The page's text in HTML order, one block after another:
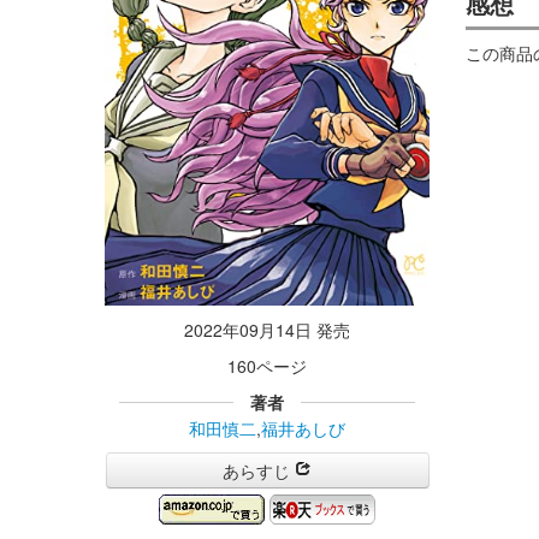
2022年09月14日 発売
160ページ
著者
和田慎二,福井あしび
あらすじ
この商品